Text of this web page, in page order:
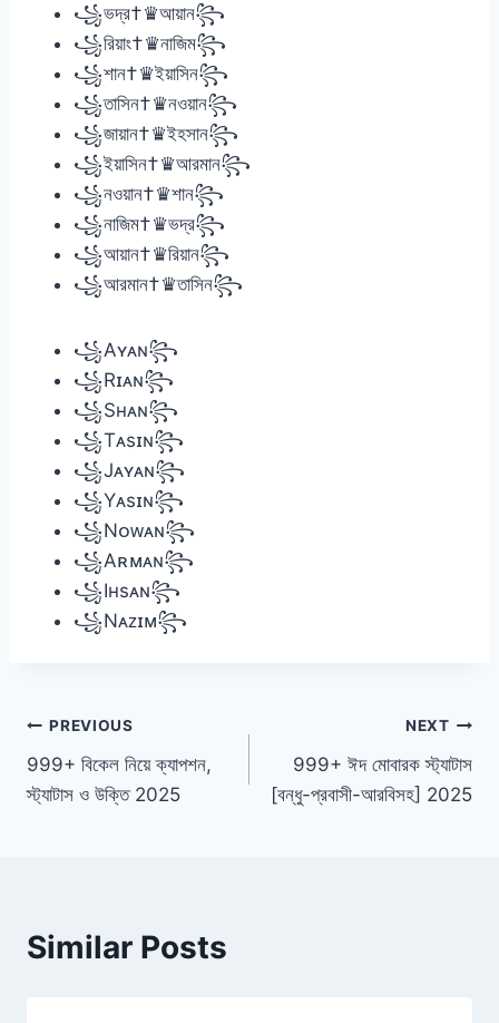
꧁ভদ্র†♛আয়ান꧂
꧁রিয়াং†♛নাজিম꧂
꧁শান†♛ইয়াসিন꧂
꧁তাসিন†♛নওয়ান꧂
꧁জায়ান†♛ইহসান꧂
꧁ইয়াসিন†♛আরমান꧂
꧁নওয়ান†♛শান꧂
꧁নাজিম†♛ভদ্র꧂
꧁আয়ান†♛রিয়ান꧂
꧁আরমান†♛তাসিন꧂
꧁Aʏᴀɴ꧂
꧁Rɪᴀɴ꧂
꧁Sʜᴀɴ꧂
꧁Tᴀsɪɴ꧂
꧁Jᴀʏᴀɴ꧂
꧁Yᴀsɪɴ꧂
꧁Nᴏᴡᴀɴ꧂
꧁Aʀᴍᴀɴ꧂
꧁Iʜsᴀɴ꧂
꧁Nᴀᴢɪᴍ꧂
Post
navigation
PREVIOUS
999+ বিকেল নিয়ে ক্যাপশন,
স্ট্যাটাস ও উক্তি 2025
NEXT
999+ ঈদ মোবারক স্ট্যাটাস
[বন্ধু-প্রবাসী-আরবিসহ] 2025
Similar Posts